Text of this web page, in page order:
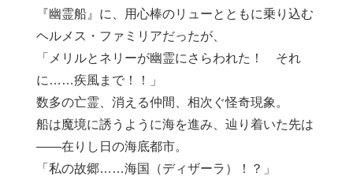
『幽霊船』に、用心棒のリューとともに乗り込む
ヘルメス・ファミリアだったが、
「メリルとネリーが幽霊にさらわれた！ それ
に……疾風まで！！」
数多の亡霊、消える仲間、相次ぐ怪奇現象。
船は魔境に誘うように海を進み、辿り着いた先は
――在りし日の海底都市。
「私の故郷……海国（ディザーラ）！？」